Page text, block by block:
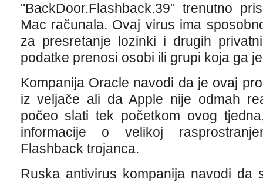
"BackDoor.Flashback.39" trenutno
Mac računala. Ovaj virus ima
za presretanje lozinki i drugih
podatke prenosi osobi ili grupi koja ga
Kompanija Oracle navodi da je ovaj
iz veljače ali da Apple nije odmah
počeo slati tek početkom ovog
informacije o velikoj
Flashback trojanca.
Ruska antivirus kompanija navodi da